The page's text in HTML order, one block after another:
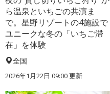
ら温泉といちごの共演ま
で。星野リゾートの4施設で
ユニークな冬の「いちご滞
在」を体験
全国
2026年1月22日 09:00 更新